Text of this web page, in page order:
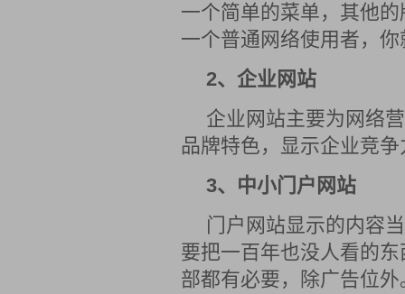
一个简单的菜单，其他
一个普通网络使用者，
2、企业网站
企业网站主要为网络
品牌特色，显示企业竞
3、中小门户网站
门户网站显示的内容
要把一百年也没人看的
部都有必要，除广告位